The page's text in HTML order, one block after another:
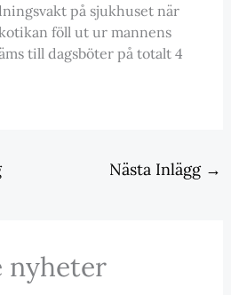
på sjukhuset när
föll ut ur mannens
till dagsböter på totalt 4
Nästa Inlägg →
nyheter